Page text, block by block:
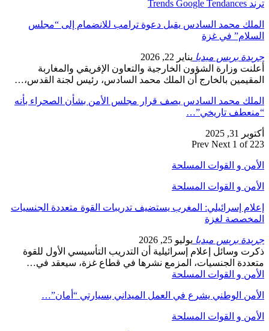
ترند Trends Google Tendances
الملك محمد السادس يقبل دعوة ترامب للانضمام إلى “مجلس
السلام” في غزة
جريدة بريس ميديا يناير 22, 2026
أعلنت وزارة الشؤون الخارجية والتعاون الإفريقي والمغاربة
المقيمين بالخارج أن الملك محمد السادس، رئيس لجنة القدس،…
الملك محمد السادس يصف قرار مجلس الأمن بشأن الصحراء بأنه
“منعطف تاريخي”…
أكتوبر 31, 2025
Prev Next 1 of 223
الأمن و القوات المسلحة
الأمن و القوات المسلحة
إعلام إسرائيلي: المغرب يستضيف تدريبات القوة متعددة الجنسيات
المخصصة لغزة
جريدة بريس ميديا يوليو 25, 2026
ذكرت وسائل إعلام إسرائيلية أن التدريب التأسيسي الأول للقوة
متعددة الجنسيات، المزمع نشرها في قطاع غزة، سيعقد في…
الأمن و القوات المسلحة
الأمن الوطني يشرع في العمل الميداني بسيارتي “أمان”…
الأمن و القوات المسلحة